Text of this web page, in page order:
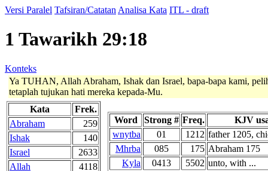
Versi Paralel Tafsiran/Catatan Analisa Kata ITL - draft
1 Tawarikh 29:18
Konteks
Ya TUHAN, Allah Abraham, Ishak dan Israel, bapa-bapa kami,
tetaplah tujukan hati mereka kepada-Mu.
Kata
Frek.
Abraham
259
Ishak
140
Israel
2633
Allah
4118
Word Strong # Freq.
KJV
wnytba
01 1212 father 1205,
Mhrba
085 175 Abraham 175
Kyla
0413 5502 unto, with ...